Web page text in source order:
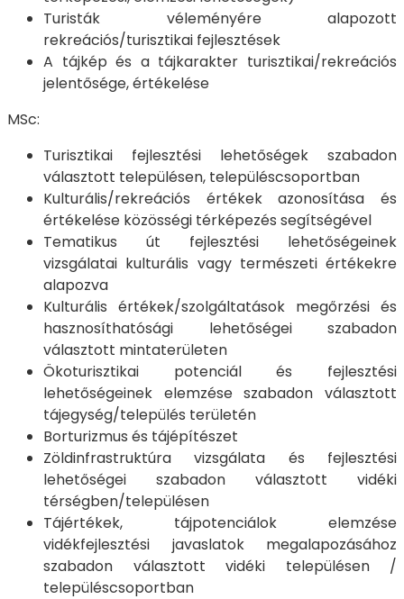
Turisták véleményére alapozott
rekreációs/turisztikai fejlesztések
A tájkép és a tájkarakter turisztikai/rekreációs
jelentősége, értékelése
MSc:
Turisztikai fejlesztési lehetőségek szabadon
választott településen, településcsoportban
Kulturális/rekreációs értékek azonosítása és
értékelése közösségi térképezés segítségével
Tematikus út fejlesztési lehetőségeinek
vizsgálatai kulturális vagy természeti értékekre
alapozva
Kulturális értékek/szolgáltatások megőrzési és
hasznosíthatósági lehetőségei szabadon
választott mintaterületen
Ökoturisztikai potenciál és fejlesztési
lehetőségeinek elemzése szabadon választott
tájegység/település területén
Borturizmus és tájépítészet
Zöldinfrastruktúra vizsgálata és fejlesztési
lehetőségei szabadon választott vidéki
térségben/településen
Tájértékek, tájpotenciálok elemzése
vidékfejlesztési javaslatok megalapozásához
szabadon választott vidéki településen /
településcsoportban